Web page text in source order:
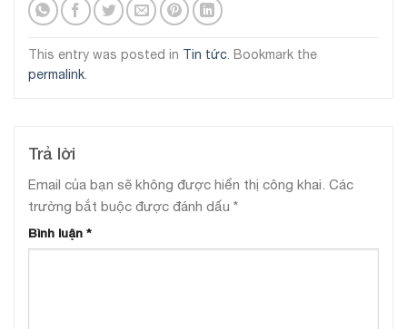
This entry was posted in Tin tức . Bookmark the
permalink
Trả lời
Email của bạn sẽ không được hiển thị công khai. Các
trường bắt buộc được đánh dấu *
Bình luận *